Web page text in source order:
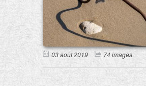
03 août 2019 74 images